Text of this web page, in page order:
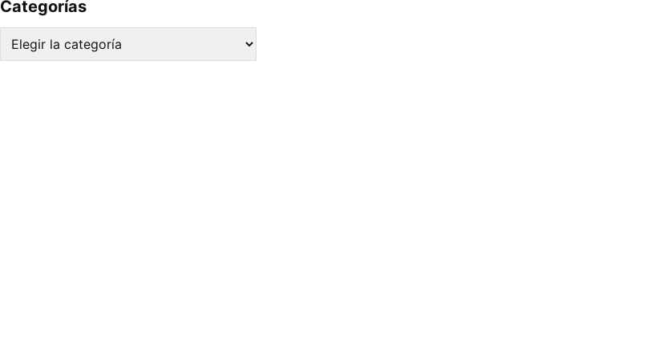
Categorías
Categorías